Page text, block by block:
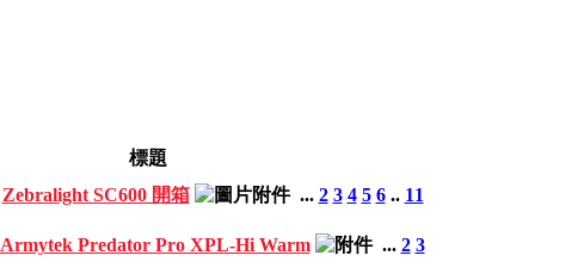
標題
Zebralight SC600 開箱
... 2 3 4 5 6.. 11
Armytek Predator Pro XPL-Hi Warm ... 2 3